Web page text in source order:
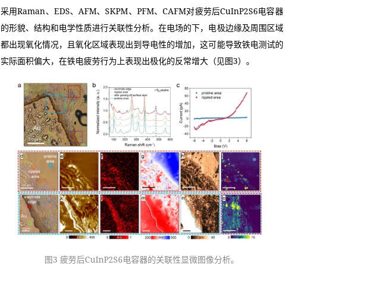
采用Raman、EDS、AFM、SKPM、PFM、CAFM对疲劳后CuInP2S6电容器
的形貌、结构和电学性质进行关联性分析。在电场的下，电极边缘及周围区域
都出现氧化情况，且氧化区域表现出到导电性的增加，这可能导致铁电测试的
实际面积偏大，在铁电疲劳行为上表现出极化的反常增大（见图3）。
图3 疲劳后CuInP2S6电容器的关联性显微图像分析。